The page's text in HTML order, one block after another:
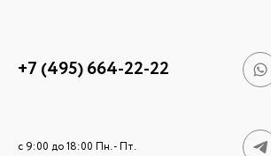
+7 (495) 664-22-22
c 9:00 до 18:00 Пн. - Пт.